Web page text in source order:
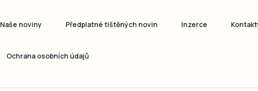
Naše noviny Předplatné tištěných novin Inzerce
Ochrana osobních údajů